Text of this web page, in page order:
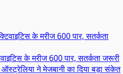
के मरीज 600 पार, सतर्कता जरूरी